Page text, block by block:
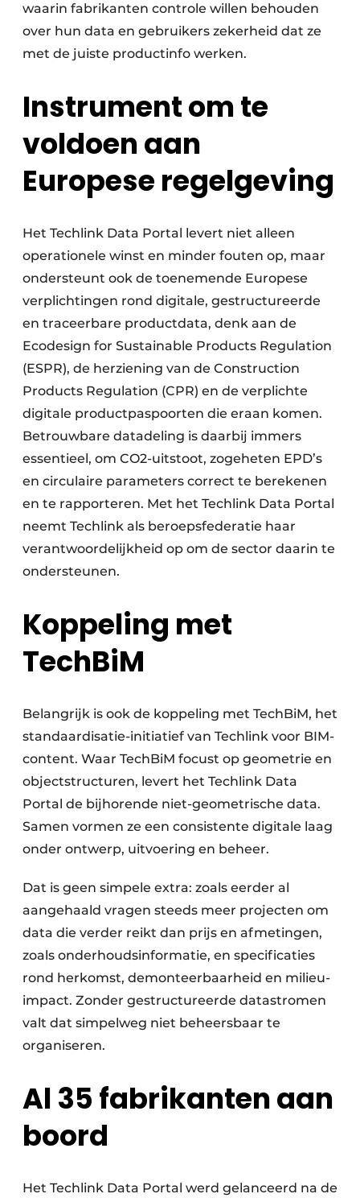
waarin fabrikanten controle willen behouden
over hun data en gebruikers zekerheid dat ze
met de juiste productinfo werken.
Instrument om te
voldoen aan
Europese regelgeving
Het Techlink Data Portal levert niet alleen
operationele winst en minder fouten op, maar
ondersteunt ook de toenemende Europese
verplichtingen rond digitale, gestructureerde
en traceerbare productdata, denk aan de
Ecodesign for Sustainable Products Regulation
(ESPR), de herziening van de Construction
Products Regulation (CPR) en de verplichte
digitale productpaspoorten die eraan komen.
Betrouwbare datadeling is daarbij immers
essentieel, om CO2-uitstoot, zogeheten EPD’s
en circulaire parameters correct te berekenen
en te rapporteren. Met het Techlink Data Portal
neemt Techlink als beroepsfederatie haar
verantwoordelijkheid op om de sector daarin te
ondersteunen.
Koppeling met
TechBiM
Belangrijk is ook de koppeling met TechBiM, het
standaardisatie-initiatief van Techlink voor BIM-
content. Waar TechBiM focust op geometrie en
objectstructuren, levert het Techlink Data
Portal de bijhorende niet-geometrische data.
Samen vormen ze een consistente digitale laag
onder ontwerp, uitvoering en beheer.
Dat is geen simpele extra: zoals eerder al
aangehaald vragen steeds meer projecten om
data die verder reikt dan prijs en afmetingen,
zoals onderhoudsinformatie, en specificaties
rond herkomst, demonteerbaarheid en milieu-
impact. Zonder gestructureerde datastromen
valt dat simpelweg niet beheersbaar te
organiseren.
Al 35 fabrikanten aan
boord
Het Techlink Data Portal werd gelanceerd na de